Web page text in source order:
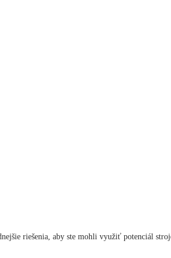
riešenia, aby ste mohli využiť potenciál